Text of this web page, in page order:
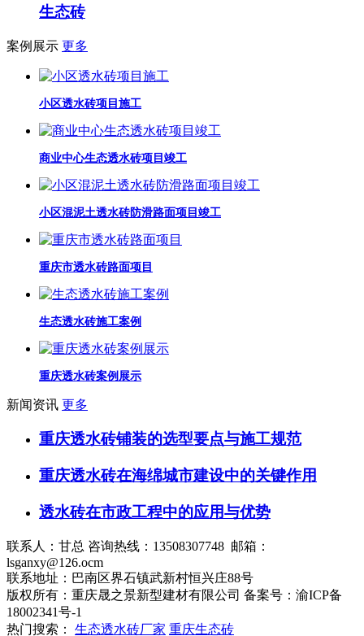
生态砖
案例展示 更多
小区透水砖项目施工
商业中心生态透水砖项目竣工
小区混泥土透水砖防滑路面项目竣工
重庆市透水砖路面项目
生态透水砖施工案例
重庆透水砖案例展示
新闻资讯 更多
重庆透水砖铺装的选型要点与施工规范
重庆透水砖在海绵城市建设中的关键作用
透水砖在市政工程中的应用与优势
联系人：甘总 咨询热线：13508307748 邮箱：
lsganxy@126.ocm
联系地址：巴南区界石镇武新村恒兴庄88号
版权所有：重庆晟之景新型建材有限公司 备案号：渝ICP备
18002341号-1
热门搜索： 生态透水砖厂家 重庆生态砖